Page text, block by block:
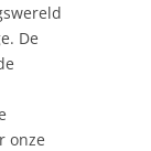
De
onze